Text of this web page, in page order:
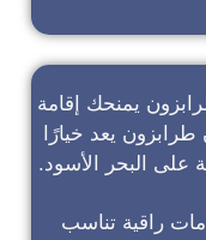
يمنحك إقامة
طرابزون يعد خيارًا
على البحر الأسود.
راقية تناسب